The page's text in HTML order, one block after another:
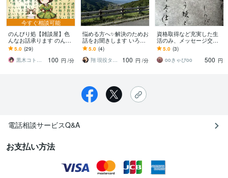
今すぐ相談可能
のんびり処【雑談屋】色
んなお話承ります のんび
り/ゆっくり/まったり/ふん
わり❀うち猫参加で大吉！
5.0 (29)
黒木コトノハ よろづ相談承り〼
100 円 /分
悩める方へ✨解決のためお
話をお聞きします いろい
ろお話してスッキリしま
しょう！少し視えます☘
5.0 (4)
翔 現役タクドラ
100 円 /分
資格取得など充実した生
活のみ、メッセージ交換
します 資格合格などに向
けて、ちょっと休憩の雑
談になります。
5.0 (3)
ooきゃぴoo
500 円
電話相談サービスQ&A
お支払い方法